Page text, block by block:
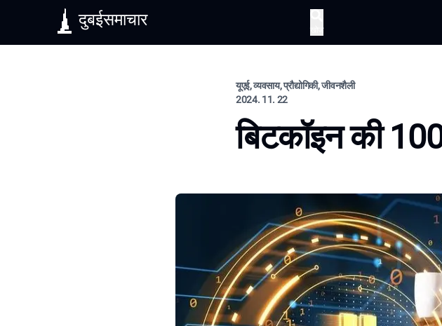
दुबईसमाचार
यूएई, व्यवसाय, प्रौद्योगिकी, जीवनशैली
2024. 11. 22
बिटकॉइन की